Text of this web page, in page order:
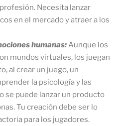
Necesita lanzar
en el mercado y atraer a los
humanas:Aunque los
mundos virtuales, los juegan
al crear un juego, un
la psicología y las
se puede lanzar un producto
Tu creación debe ser lo
para los jugadores.